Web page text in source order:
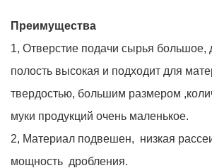
Преимущества
1, Отверстие подачи сырья большое,
полость высокая и подходит для
твердостью, большим размером
муки продукций очень маленькое.
2, Материал подвешен, низкая
мощность дробления.